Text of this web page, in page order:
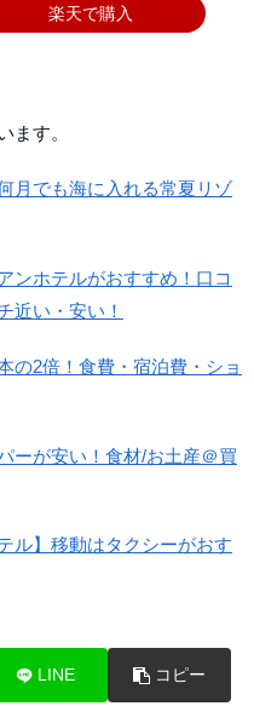
楽天で購入
ます。
月でも海に入れる常夏リゾ
ンホテルがおすすめ！口コ
近い・安い！
の2倍！食費・宿泊費・ショ
ーが安い！食材/お土産＠買
ル】移動はタクシーがおす
LINE コピー